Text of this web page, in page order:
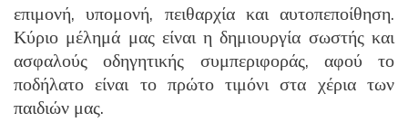
επιμονή, υπομονή, πειθαρχία και αυτοπεποίθηση.
Κύριο μέλημά μας είναι η δημιουργία σωστής και
ασφαλούς οδηγητικής συμπεριφοράς, αφού το
ποδήλατο είναι το πρώτο τιμόνι στα χέρια των
παιδιών μας.